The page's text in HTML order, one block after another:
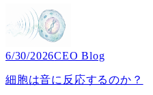
6/30/2026CEO Blog
細胞は音に反応するのか？